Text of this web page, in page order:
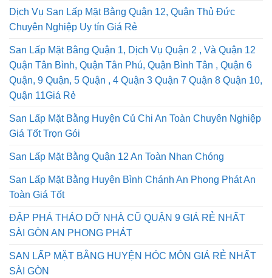
Dịch Vụ San Lấp Mặt Bằng Quận 12, Quận Thủ Đức
Chuyên Nghiệp Uy tín Giá Rẻ
San Lấp Mặt Bằng Quận 1, Dịch Vụ Quận 2 , Và Quận 12
Quận Tân Bình, Quận Tân Phú, Quận Bình Tân , Quận 6
Quận, 9 Quận, 5 Quận , 4 Quận 3 Quận 7 Quận 8 Quận 10,
Quận 11Giá Rẻ
San Lấp Mặt Bằng Huyện Củ Chi An Toàn Chuyên Nghiệp
Giá Tốt Trọn Gói
San Lấp Mặt Bằng Quận 12 An Toàn Nhan Chóng
San Lấp Mặt Bằng Huyện Bình Chánh An Phong Phát An
Toàn Giá Tốt
ĐẬP PHÁ THÁO DỠ NHÀ CŨ QUẬN 9 GIÁ RẺ NHẤT
SÀI GÒN AN PHONG PHÁT
SAN LẤP MẶT BẰNG HUYỆN HÓC MÔN GIÁ RẺ NHẤT
SÀI GÒN